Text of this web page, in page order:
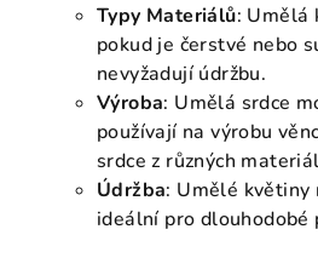
Typy Materiálů: Umělá
pokud je čerstvé nebo
nevyžadují údržbu.
Výroba: Umělá srdce
používají na výrobu
srdce z různých
Údržba: Umělé květiny
ideální pro dlouhodobé